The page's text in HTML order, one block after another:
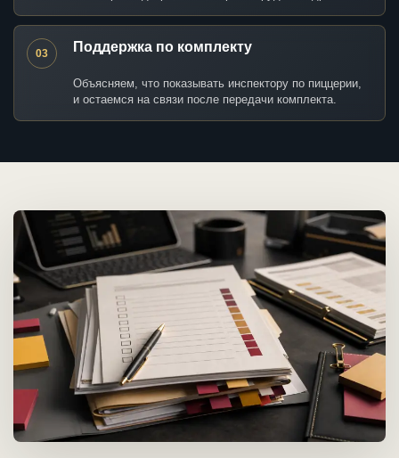
03 Поддержка по комплекту
Объясняем, что показывать инспектору по пиццерии,
и остаемся на связи после передачи комплекта.